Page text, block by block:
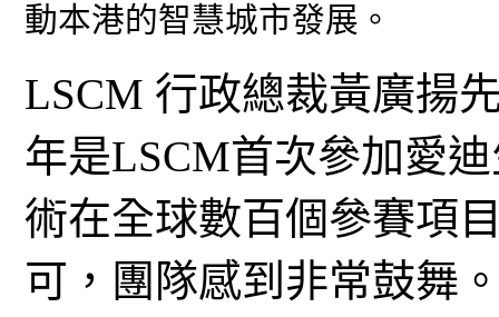
動本港的智慧城市發展。
LSCM 行政總裁黃廣揚
年是LSCM首次參加愛
術在全球數百個參賽項
可，團隊感到非常鼓舞